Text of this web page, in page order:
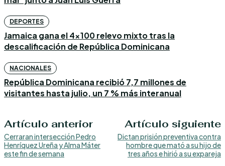
DEPORTES
Jamaica gana el 4×100 relevo mixto tras la
descalificación de República Dominicana
NACIONALES
República Dominicana recibió 7,7 millones de
visitantes hasta julio, un 7 % más interanual
Artículo anterior
Cerraran intersección Pedro
Henríquez Ureña y Alma Máter
este fin de semana
Artículo siguiente
Dictan prisión preventiva contra
hombre que mató a su hijo de
tres años e hirió a su expareja